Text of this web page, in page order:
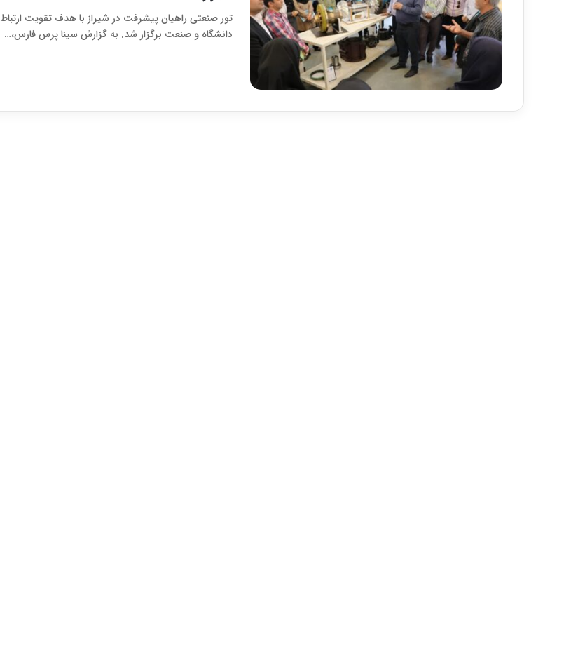
تور صنعتی راهیان پیشرفت در شیراز با هدف تقویت ارتباط
دانشگاه و صنعت برگزار شد. به گزارش سینا پرس فارس،…